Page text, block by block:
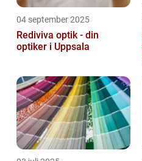
04 september 2025
Rediviva optik - din
optiker i Uppsala